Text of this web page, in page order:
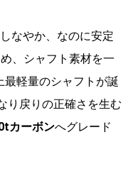
なやか、なのに安定
、シャフト素材を一
最軽量のシャフトが誕
り戻りの正確さを生む
カーボンへグレード